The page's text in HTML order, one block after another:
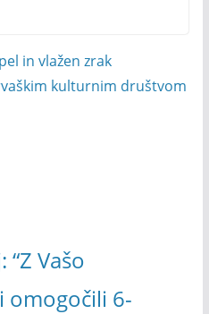
in vlažen zrak
kulturnim društvom
Vašo
omogočili 6-